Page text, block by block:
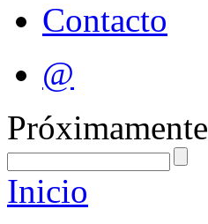
Contacto
@
Próximamente
Inicio